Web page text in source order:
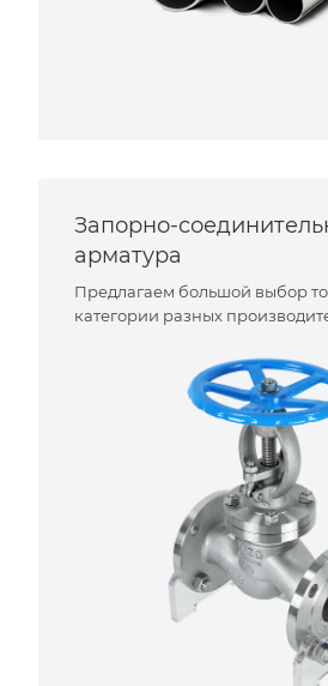
Запорно-
арматура
Предлагаем большой выбор
категории разных